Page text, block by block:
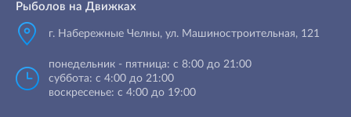
Рыболов на Движках
г. Набережные Челны, ул. Машиностроительная, 121
понедельник - пятница: с 8:00 до 21:00
суббота: с 4:00 до 21:00
воскресенье: с 4:00 до 19:00